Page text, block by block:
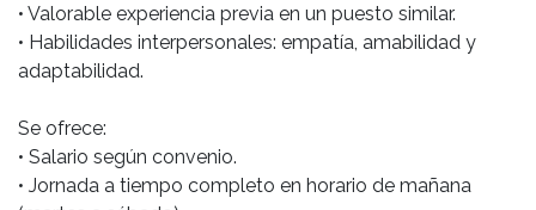
• Valorable experiencia previa en un puesto similar.
• Habilidades interpersonales: empatía, amabilidad y
adaptabilidad.
Se ofrece:
• Salario según convenio.
• Jornada a tiempo completo en horario de mañana